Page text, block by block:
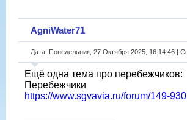
AgniWater71
Дата: Понедельник, 27 Октября 2025, 16:14:46 |
Ещë одна тема про перебежчиков:
Перебежчики
https://www.sgvavia.ru/forum/149-